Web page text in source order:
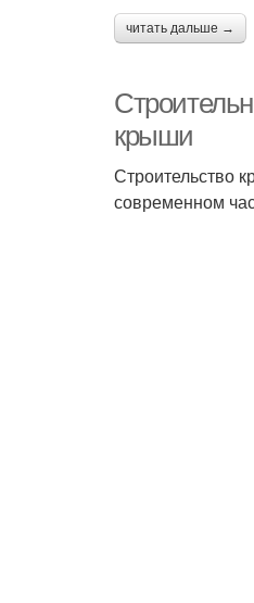
читать дальше →
крыши
Строительство
современном